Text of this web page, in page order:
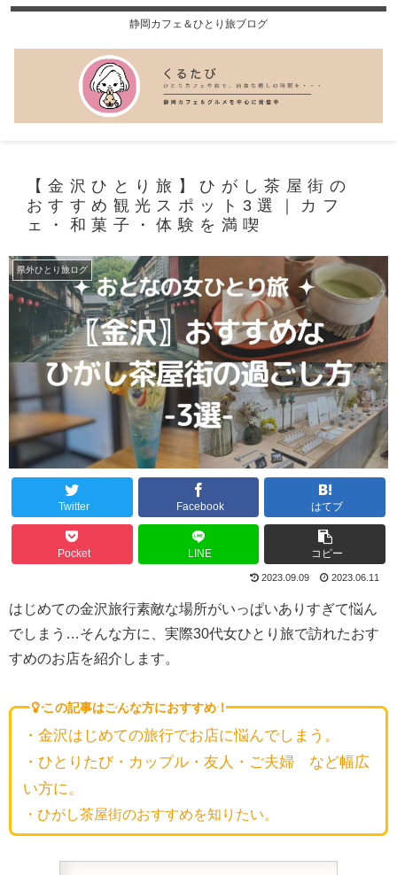
静岡カフェ＆ひとり旅ブログ
【金沢ひとり旅】ひがし茶屋街の
おすすめ観光スポット3選｜カフ
ェ・和菓子・体験を満喫
県外ひとり旅ログ
Twitter Facebook はてブ
Pocket LINE コピー
2023.09.09 2023.06.11
はじめての金沢旅行素敵な場所がいっぱいありすぎて悩ん
でしまう…そんな方に、実際30代女ひとり旅で訪れたおす
すめのお店を紹介します。
この記事はこんな方におすすめ！
・金沢はじめての旅行でお店に悩んでしまう。
・ひとりたび・カップル・友人・ご夫婦 など幅広
い方に。
・ひがし茶屋街のおすすめを知りたい。